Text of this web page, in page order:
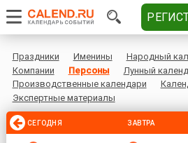
Праздники Именины Народный
Компании
Персоны
Лунный
Производственные календари
Экспертные материалы
СЕГОДНЯ ЗАВТРА